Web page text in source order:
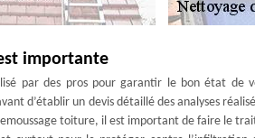
importante
par des pros pour garantir le bon état de
d’établir un devis détaillé des analyses
toiture, il est important de faire le